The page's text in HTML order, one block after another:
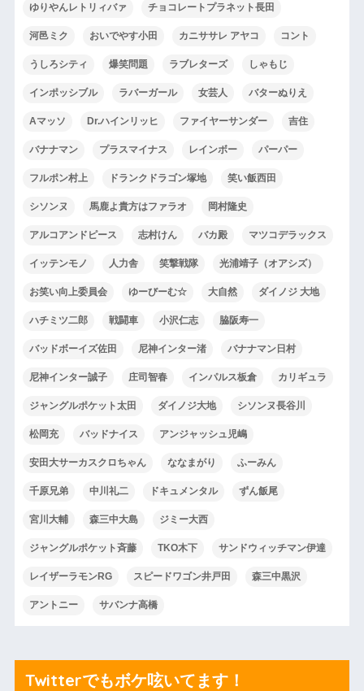
ゆりやんレトリィバァ チョコレートプラネット長田
河邑ミク おいでやす小田 カニササレ アヤコ コント
うしろシティ 爆笑問題 ラブレターズ しゃもじ
インポッシブル ラバーガール 女芸人 バターぬりえ
Aマッソ Dr.ハインリッヒ ファイヤーサンダー 吉住
バナナマン プラスマイナス レインボー パーパー
フルポン村上 ドランクドラゴン塚地 笑い飯西田
シソンヌ 馬鹿よ貴方はファラオ 岡村隆史
アルコアンドピース 志村けん バカ殿 マツコデラックス
イッテンモノ 人力舎 笑撃戦隊 光浦靖子（オアシズ）
お笑い向上委員会 ゆーびーむ☆ 大自然 ダイノジ 大地
ハチミツ二郎 戦闘車 小沢仁志 脇阪寿一
バッドボーイズ佐田 尼神インター渚 バナナマン日村
尼神インター誠子 庄司智春 インパルス板倉 カリギュラ
ジャングルポケット太田 ダイノジ大地 シソンヌ長谷川
松岡充 バッドナイス アンジャッシュ児嶋
安田大サーカスクロちゃん ななまがり ふーみん
千原兄弟 中川礼二 ドキュメンタル ずん飯尾
宮川大輔 森三中大島 ジミー大西
ジャングルポケット斉藤 TKO木下 サンドウィッチマン伊達
レイザーラモンRG スピードワゴン井戸田 森三中黒沢
アントニー サバンナ高橋
Twitterでもボケ呟いてます！